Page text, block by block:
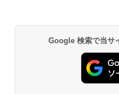
Google 検索で当サ